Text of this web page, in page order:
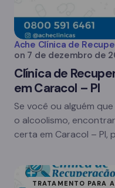
Ache Clínica de
on 7 de dezembro de
Clínica de
em Caracol – PI
Se você ou alguém
o alcoolismo,
certa em Caracol – PI,
TRATAMENTO PARA